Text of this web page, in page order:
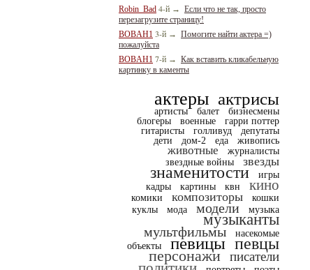
Robin_Bad 4-й → Если что не так, просто
перезагрузите страницу!
BOBAH1 3-й → Помогите найти актера =)
пожалуйста
BOBAH1 7-й → Как вставить кликабельную
картинку в каменты
актеры актрисы
артисты балет
бизнесмены
блогеры
военные
гарри поттер
гитаристы
голливуд
депутаты
дети
дом-2 еда живопись
животные
журналисты
звездные войны
звезды
знаменитости
игры
кадры
картины квн кино
комики композиторы
кошки
куклы
мода модели музыка
музыканты
мультфильмы
насекомые
объекты
певицы певцы
персонажи писатели